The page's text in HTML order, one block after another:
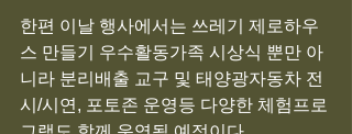
한편 이날 행사에서는 쓰레기 제로하우
스 만들기 우수활동가족 시상식 뿐만 아
니라 분리배출 교구 및 태양광자동차 전
시/시연, 포토존 운영등 다양한 체험프로